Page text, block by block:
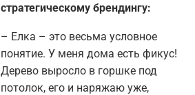
стратегическому брендингу:
– Елка – это весьма условное
понятие. У меня дома есть фикус!
Дерево выросло в горшке под
потолок, его и наряжаю уже,